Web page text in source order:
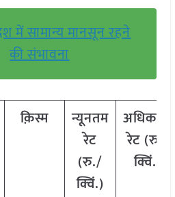
में सामान्य मानसून रहने
की संभावना
क़िस्म
न्यूनतम
रेट
(रु./
क्विं.)
अधिकतम
रेट (रु./
क्विं.)